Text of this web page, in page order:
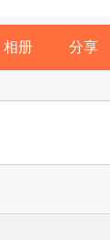
相册 分享